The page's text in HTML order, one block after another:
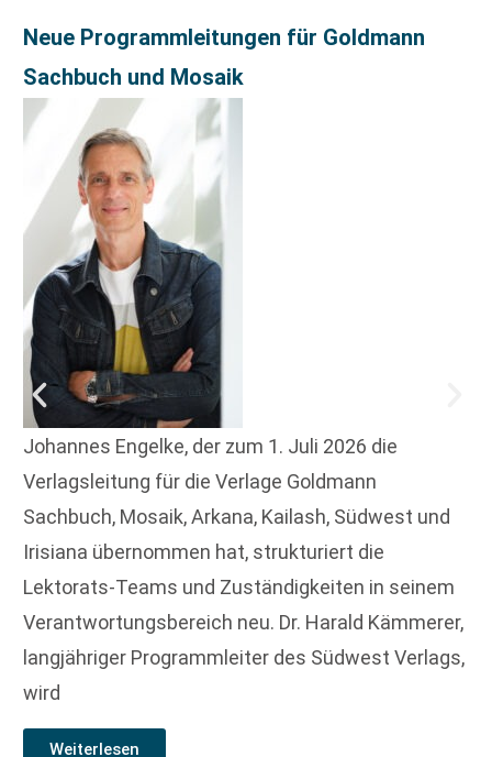
Neue Programmleitungen für Goldmann
Sachbuch und Mosaik
Johannes Engelke, der zum 1. Juli 2026 die
Verlagsleitung für die Verlage Goldmann
Sachbuch, Mosaik, Arkana, Kailash, Südwest und
Irisiana übernommen hat, strukturiert die
Lektorats-Teams und Zuständigkeiten in seinem
Verantwortungsbereich neu. Dr. Harald Kämmerer,
langjähriger Programmleiter des Südwest Verlags,
wird
Weiterlesen